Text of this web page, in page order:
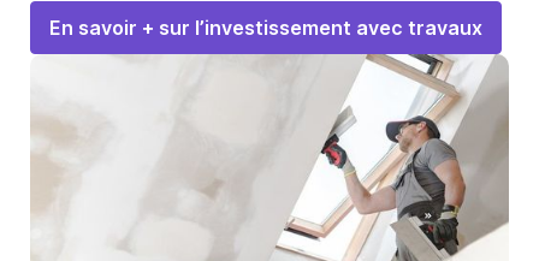
En savoir + sur l’investissement avec travaux